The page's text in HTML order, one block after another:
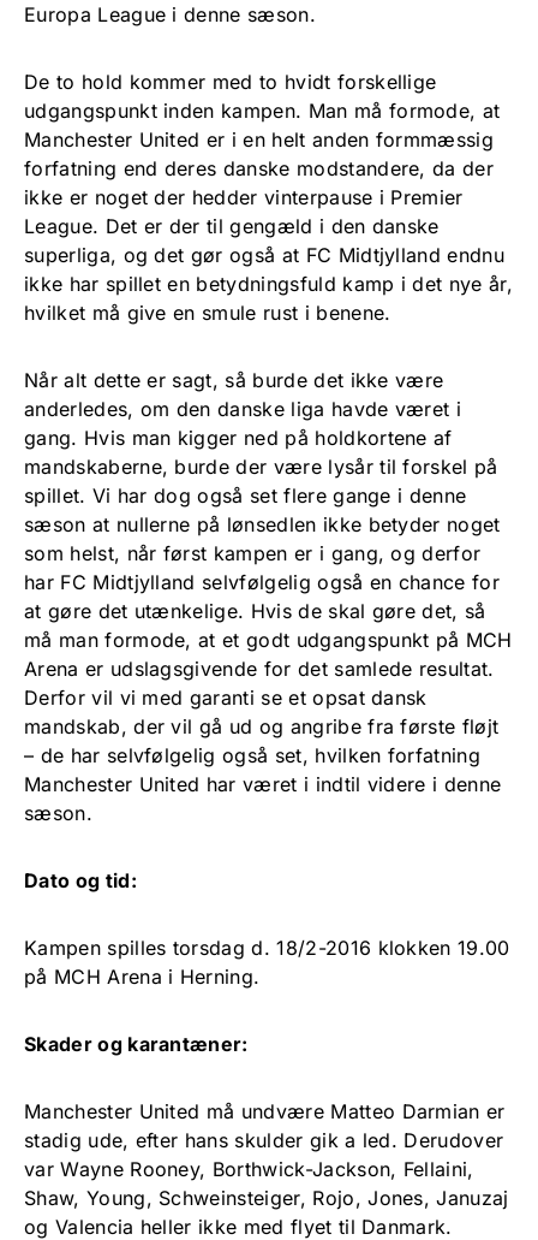
Europa League i denne sæson.
De to hold kommer med to hvidt forskellige
udgangspunkt inden kampen. Man må formode, at
Manchester United er i en helt anden formmæssig
forfatning end deres danske modstandere, da der
ikke er noget der hedder vinterpause i Premier
League. Det er der til gengæld i den danske
superliga, og det gør også at FC Midtjylland endnu
ikke har spillet en betydningsfuld kamp i det nye år,
hvilket må give en smule rust i benene.
Når alt dette er sagt, så burde det ikke være
anderledes, om den danske liga havde været i
gang. Hvis man kigger ned på holdkortene af
mandskaberne, burde der være lysår til forskel på
spillet. Vi har dog også set flere gange i denne
sæson at nullerne på lønsedlen ikke betyder noget
som helst, når først kampen er i gang, og derfor
har FC Midtjylland selvfølgelig også en chance for
at gøre det utænkelige. Hvis de skal gøre det, så
må man formode, at et godt udgangspunkt på MCH
Arena er udslagsgivende for det samlede resultat.
Derfor vil vi med garanti se et opsat dansk
mandskab, der vil gå ud og angribe fra første fløjt
– de har selvfølgelig også set, hvilken forfatning
Manchester United har været i indtil videre i denne
sæson.
Dato og tid:
Kampen spilles torsdag d. 18/2-2016 klokken 19.00
på MCH Arena i Herning.
Skader og karantæner:
Manchester United må undvære Matteo Darmian er
stadig ude, efter hans skulder gik a led. Derudover
var Wayne Rooney, Borthwick-Jackson, Fellaini,
Shaw, Young, Schweinsteiger, Rojo, Jones, Januzaj
og Valencia heller ikke med flyet til Danmark.